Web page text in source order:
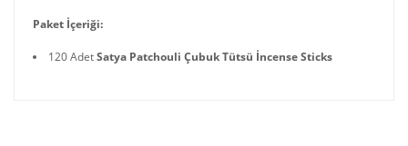
Paket İçeriği:
120 AdetSatya Patchouli Çubuk Tütsü İncense Sticks